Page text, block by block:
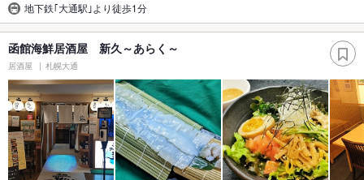
地下鉄｢大通駅｣より徒歩1分
函館海鮮居酒屋 新久～あらく～
居酒屋 札幌大通